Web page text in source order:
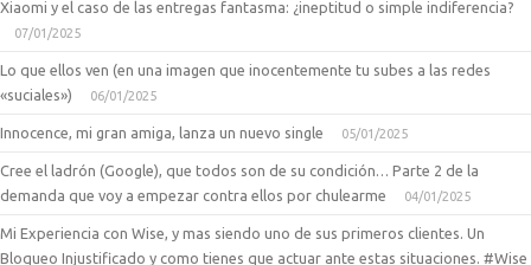
Xiaomi y el caso de las entregas fantasma: ¿ineptitud o simple indiferencia?
07/01/2025
Lo que ellos ven (en una imagen que inocentemente tu subes a las redes
«suciales»)
06/01/2025
Innocence, mi gran amiga, lanza un nuevo single 05/01/2025
Cree el ladrón (Google), que todos son de su condición… Parte 2 de la
demanda que voy a empezar contra ellos por chulearme
04/01/2025
Mi Experiencia con Wise, y mas siendo uno de sus primeros clientes. Un
Bloqueo Injustificado y como tienes que actuar ante estas situaciones. #Wise